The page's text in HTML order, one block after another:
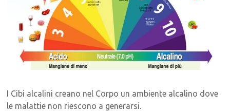
I Cibi alcalini creano nel Corpo un ambiente alcalino dove
le malattie non riescono a generarsi.